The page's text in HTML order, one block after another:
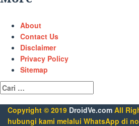
About
Contact Us
Disclaimer
Privacy Policy
Sitemap
Cari
untuk:
Copyright © 2019 DroidVe.com All
hubungi kami melalui WhatsApp di